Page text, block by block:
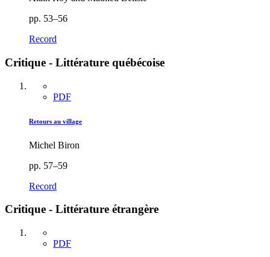
pp. 53–56
Record
Critique - Littérature québécoise
PDF
Retours au village
Michel Biron
pp. 57–59
Record
Critique - Littérature étrangère
PDF